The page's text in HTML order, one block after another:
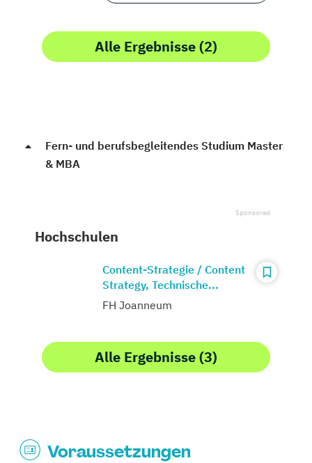
Alle Ergebnisse (2)
Fern- und berufsbegleitendes Studium Master
& MBA
Hochschulen
Content-Strategie / Content
Strategy, Technische...
FH Joanneum
Alle Ergebnisse (3)
Voraussetzungen